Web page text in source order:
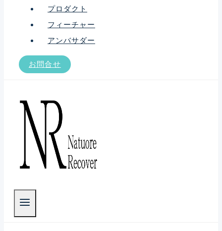
プロダクト
フィーチャー
アンバサダー
お問合せ